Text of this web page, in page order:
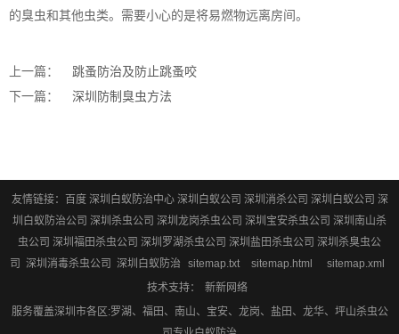
的臭虫和其他虫类。需要小心的是将易燃物远离房间。
上一篇：
跳蚤防治及防止跳蚤咬
下一篇：
深圳防制臭虫方法
友情链接：百度 深圳白蚁防治中心 深圳白蚁公司 深圳消杀公司 深圳白蚁公司 深
圳白蚁防治公司 深圳杀虫公司 深圳龙岗杀虫公司 深圳宝安杀虫公司 深圳南山杀
虫公司 深圳福田杀虫公司 深圳罗湖杀虫公司 深圳盐田杀虫公司 深圳杀臭虫公
司 深圳消毒杀虫公司 深圳白蚁防治
sitemap.txt sitemap.html
sitemap.xml
技术支持：
新新网络
服务覆盖深圳市各区:罗湖、福田、南山、宝安、龙岗、盐田、龙华、坪山杀虫公